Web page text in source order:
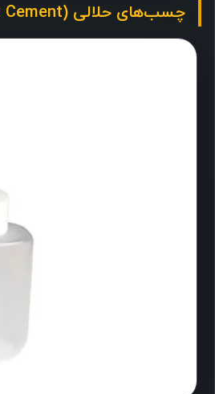
چسب‌های حلالی (Solvent Cement)